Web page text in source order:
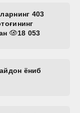
403
18 053
ёниб